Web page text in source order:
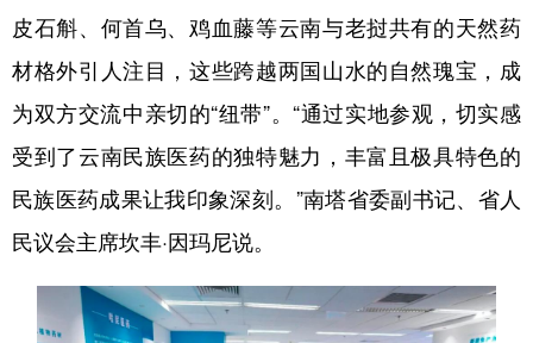
皮石斛、何首乌、鸡血藤等云南与老挝共有的天然药
材格外引人注目，这些跨越两国山水的自然瑰宝，成
为双方交流中亲切的“纽带”。“通过实地参观，切实感
受到了云南民族医药的独特魅力，丰富且极具特色的
民族医药成果让我印象深刻。”南塔省委副书记、省人
民议会主席坎丰·因玛尼说。